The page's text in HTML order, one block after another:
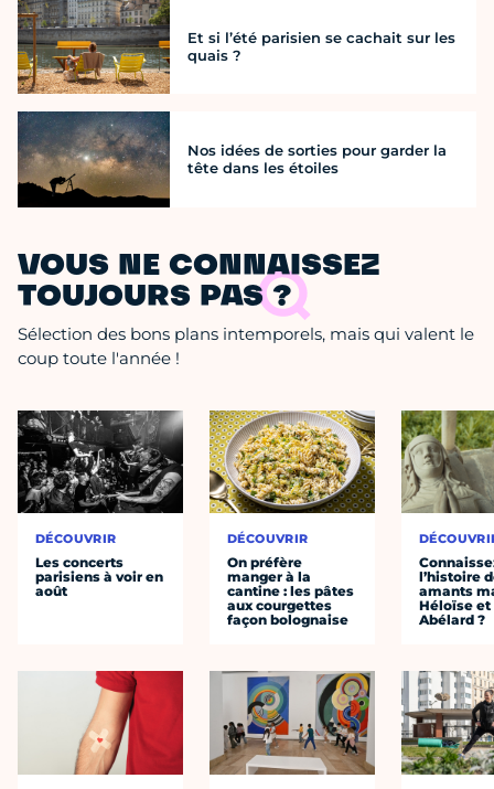
Et si l’été parisien se cachait sur les
quais ?
Nos idées de sorties pour garder la
tête dans les étoiles
VOUS NE CONNAISSEZ
TOUJOURS PAS ?
Sélection des bons plans intemporels, mais qui valent le
coup toute l'année !
DÉCOUVRIR
Les concerts
parisiens à voir en
août
DÉCOUVRIR
On préfère
manger à la
cantine : les pâtes
aux courgettes
façon bolognaise
l’histoire
amants
Héloïse et
Abélard ?